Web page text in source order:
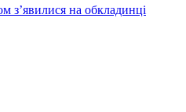
з’явилися на обкладинці